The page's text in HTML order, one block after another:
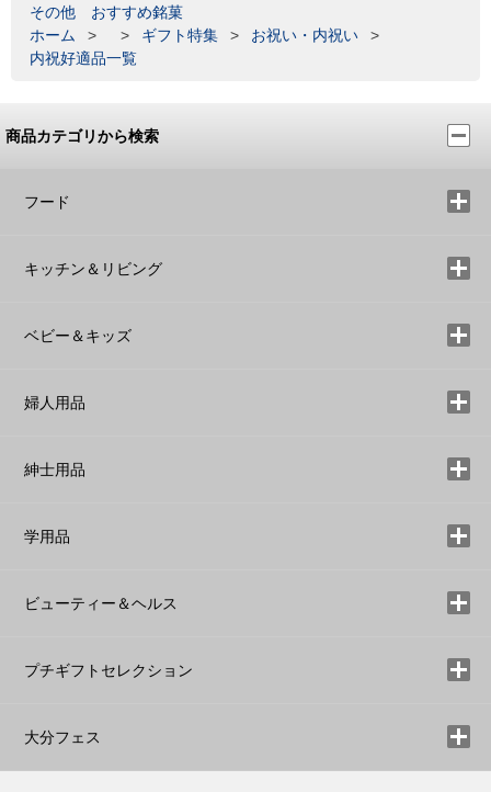
その他 おすすめ銘菓
ホーム
> > ギフト特集 > お祝い・内祝い
>
内祝好適品一覧
商品カテゴリから検索
フード
キッチン＆リビング
ベビー＆キッズ
婦人用品
紳士用品
学用品
ビューティー＆ヘルス
プチギフトセレクション
大分フェス